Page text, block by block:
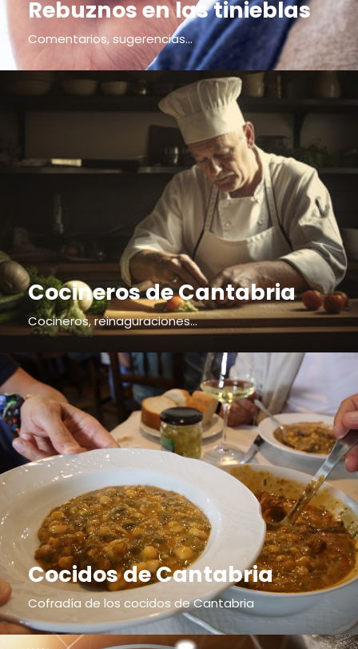
Rebuznos en las tinieblas
Comentarios, sugerencias...
Cocineros de Cantabria
Cocineros, reinaguraciones...
Cocidos de Cantabria
Cofradía de los cocidos de Cantabria